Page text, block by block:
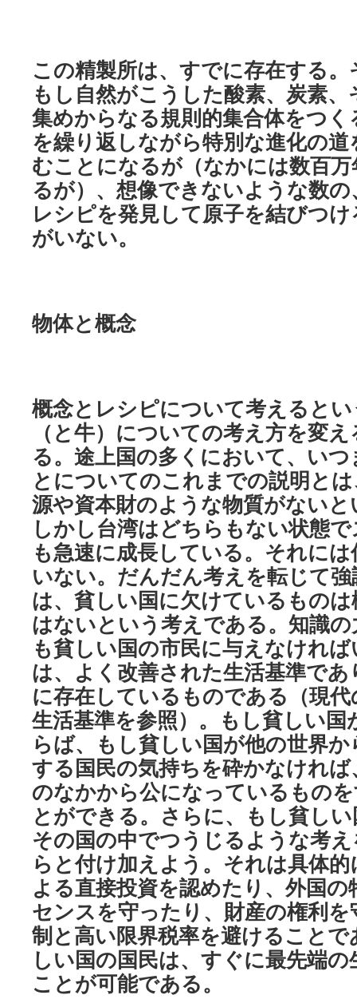
この精製所は、すでに存在する
もし自然がこうした酸素、炭素
集めからなる規則的集合体をつ
を繰り返しながら特別な進化の
むことになるが（なかには数百
るが）、想像できないような数
レシピを発見して原子を結びつ
がいない。
物体と概念
概念とレシピについて考えると
（と牛）についての考え方を変
る。途上国の多くにおいて、い
とについてのこれまでの説明と
源や資本財のような物質がない
しかし台湾はどちらもない状態
も急速に成長している。それに
いない。だんだん考えを転じて
は、貧しい国に欠けているもの
はないという考えである。知識
も貧しい国の市民に与えなけれ
は、よく改善された生活基準で
に存在しているものである（現
生活基準を参照）。もし貧しい
らば、もし貧しい国が他の世界
する国民の気持ちを砕かなけれ
のなかから公になっているもの
とができる。さらに、もし貧し
その国の中でつうじるような考
らと付け加えよう。それは具体
よる直接投資を認めたり、外国
センスを守ったり、財産の権利
制と高い限界税率を避けること
しい国の国民は、すぐに最先端
ことが可能である。